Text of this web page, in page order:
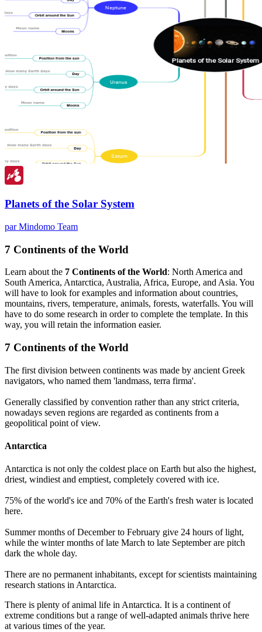
Planets of the Solar System
par Mindomo Team
7 Continents of the World
Learn about the 7 Continents of the World: North America and
South America, Antarctica, Australia, Africa, Europe, and Asia. You
will have to look for examples and information about countries,
mountains, rivers, temperature, animals, forests, waterfalls. You will
have to do some research in order to complete the template. In this
way, you will retain the information easier.
7 Continents of the World
The first division between continents was made by ancient Greek
navigators, who named them 'landmass, terra firma'.
Generally classified by convention rather than any strict criteria,
nowadays seven regions are regarded as continents from a
geopolitical point of view.
Antarctica
Antarctica is not only the coldest place on Earth but also the highest,
driest, windiest and emptiest, completely covered with ice.
75% of the world's ice and 70% of the Earth's fresh water is located
here.
Summer months of December to February give 24 hours of light,
while the winter months of late March to late September are pitch
dark the whole day.
There are no permanent inhabitants, except for scientists maintaining
research stations in Antarctica.
There is plenty of animal life in Antarctica. It is a continent of
extreme conditions but a range of well-adapted animals thrive here
at various times of the year.